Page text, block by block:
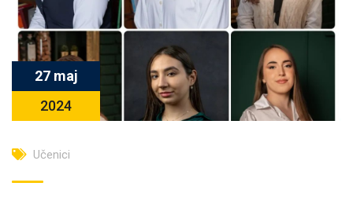
27 maj
2024
Učenici